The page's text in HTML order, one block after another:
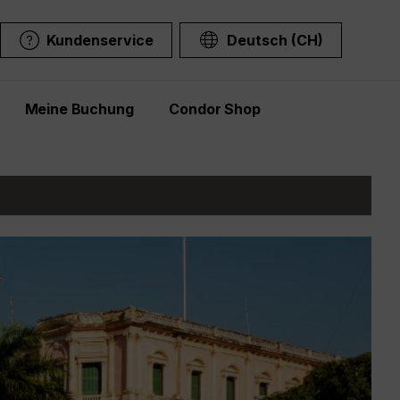
Kundenservice Deutsch (CH)
Meine Buchung Condor Shop